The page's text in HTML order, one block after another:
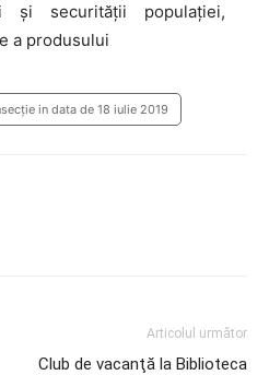
și securității populației,
a produsului
in data de 18 iulie 2019
Articolul următor
Club de vacanţă la Biblioteca